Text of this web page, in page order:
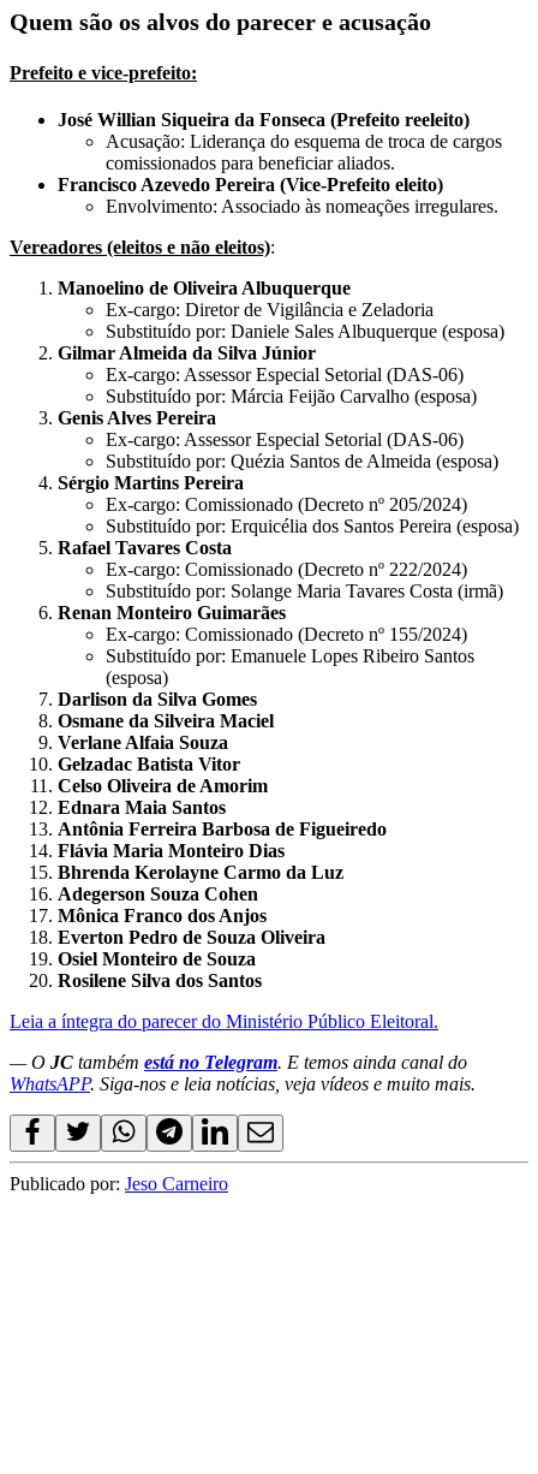
Quem são os alvos do parecer e acusação
Prefeito e vice-prefeito:
José Willian Siqueira da Fonseca (Prefeito reeleito)
Acusação: Liderança do esquema de troca de cargos
comissionados para beneficiar aliados.
Francisco Azevedo Pereira (Vice-Prefeito eleito)
Envolvimento: Associado às nomeações irregulares.
Vereadores (eleitos e não eleitos):
Manoelino de Oliveira Albuquerque
Ex-cargo: Diretor de Vigilância e Zeladoria
Substituído por: Daniele Sales Albuquerque (esposa)
Gilmar Almeida da Silva Júnior
Ex-cargo: Assessor Especial Setorial (DAS-06)
Substituído por: Márcia Feijão Carvalho (esposa)
Genis Alves Pereira
Ex-cargo: Assessor Especial Setorial (DAS-06)
Substituído por: Quézia Santos de Almeida (esposa)
Sérgio Martins Pereira
Ex-cargo: Comissionado (Decreto nº 205/2024)
Substituído por: Erquicélia dos Santos Pereira (esposa)
Rafael Tavares Costa
Ex-cargo: Comissionado (Decreto nº 222/2024)
Substituído por: Solange Maria Tavares Costa (irmã)
Renan Monteiro Guimarães
Ex-cargo: Comissionado (Decreto nº 155/2024)
Substituído por: Emanuele Lopes Ribeiro Santos
(esposa)
Darlison da Silva Gomes
Osmane da Silveira Maciel
Verlane Alfaia Souza
Gelzadac Batista Vitor
Celso Oliveira de Amorim
Ednara Maia Santos
Antônia Ferreira Barbosa de Figueiredo
Flávia Maria Monteiro Dias
Bhrenda Kerolayne Carmo da Luz
Adegerson Souza Cohen
Mônica Franco dos Anjos
Everton Pedro de Souza Oliveira
Osiel Monteiro de Souza
Rosilene Silva dos Santos
Leia a íntegra do parecer do Ministério Público Eleitoral.
— O JC também está no Telegram. E temos ainda canal do
WhatsAPP. Siga-nos e leia notícias, veja vídeos e muito mais.
Publicado por: Jeso Carneiro